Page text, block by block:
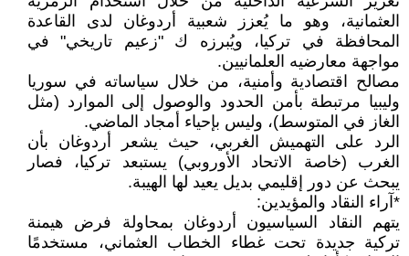
العثمانية، وهو ما يُعزز شعبية أردوغان لدى القاعدة
المحافظة في تركيا، ويُبرزه ك "زعيم تاريخي" في
مواجهة معارضيه العلمانيين.
مصالح اقتصادية وأمنية، من خلال سياساته في سوريا
وليبيا مرتبطة بأمن الحدود والوصول إلى الموارد (مثل
الغاز في المتوسط)، وليس بإحياء أمجاد الماضي.
الرد على التهميش الغربي، حيث يشعر أردوغان بأن
الغرب (خاصة الاتحاد الأوروبي) يستبعد تركيا، فصار
يبحث عن دور إقليمي بديل يعيد لها الهيبة.
*آراء النقاد والمؤيدين:
يتهم النقاد السياسيون أردوغان بمحاولة فرض هيمنة
تركية جديدة تحت غطاء الخطاب العثماني، مستخدمًا